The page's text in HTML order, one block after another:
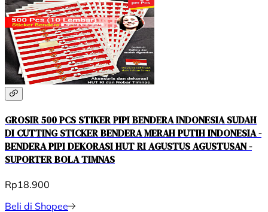
GROSIR 500 PCS STIKER PIPI BENDERA INDONESIA SUDAH
DI CUTTING STICKER BENDERA MERAH PUTIH INDONESIA -
BENDERA PIPI DEKORASI HUT RI AGUSTUS AGUSTUSAN -
SUPORTER BOLA TIMNAS
Rp18.900
Beli di Shopee